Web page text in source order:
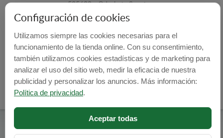
535600 - Odorheiu Secuiesc
Harghita, Romania
E-mail: info@cubrecarter.com
Site: www.cubrecarter.com
Cubre Carter -© 2026
Configuración de cookies
Utilizamos siempre las cookies necesarias para el
funcionamiento de la tienda online. Con su consentimiento,
también utilizamos cookies estadísticas y de marketing para
analizar el uso del sitio web, medir la eficacia de nuestra
publicidad y personalizar los anuncios. Más información:
Política de privacidad.
Aceptar todas